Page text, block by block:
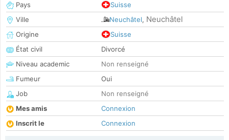
Pays
Suisse
Ville
Neuchâtel, Neuchâtel
Origine
Suisse
État civil
Divorcé
Niveau academic
Non renseigné
Fumeur
Oui
Job
Non renseigné
Mes amis
Connexion
Inscrit le
Connexion